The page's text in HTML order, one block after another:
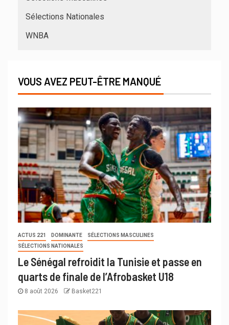
Sélections Nationales
WNBA
VOUS AVEZ PEUT-ÊTRE MANQUÉ
ACTUS 221 DOMINANTE
SÉLECTIONS MASCULINES
SÉLECTIONS NATIONALES
Le Sénégal refroidit la Tunisie et passe en
quarts de finale de l’Afrobasket U18
8 août 2026 Basket221